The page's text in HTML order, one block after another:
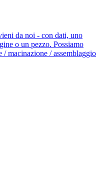
da noi - con dati, uno
o un pezzo. Possiamo
macinazione / assemblaggio